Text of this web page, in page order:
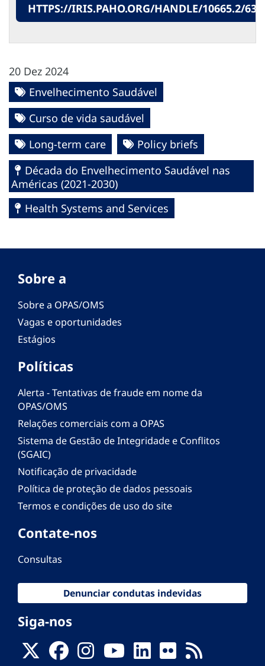
HTTPS://IRIS.PAHO.ORG/HANDLE/10665.2/
20 Dez 2024
Envelhecimento Saudável
Curso de vida saudável
Long-term care
Policy briefs
Década do Envelhecimento Saudável nas
Américas (2021-2030)
Health Systems and Services
Sobre a
Sobre a OPAS/OMS
Vagas e oportunidades
Estágios
Políticas
Alerta - Tentativas de fraude em nome da
OPAS/OMS
Relações comerciais com a OPAS
Sistema de Gestão de Integridade e Conflitos
(SGAIC)
Notificação de privacidade
Política de proteção de dados pessoais
Termos e condições de uso do site
Contate-nos
Consultas
Denunciar condutas indevidas
Siga-nos